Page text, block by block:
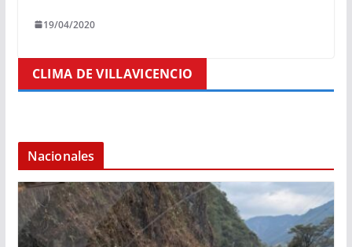
19/04/2020
CLIMA DE VILLAVICENCIO
Nacionales